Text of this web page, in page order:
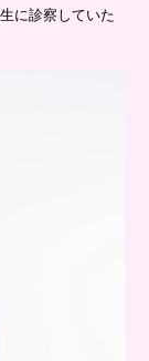
に診察していた